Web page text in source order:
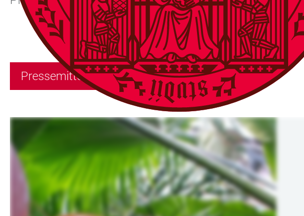
Pressemitteilung